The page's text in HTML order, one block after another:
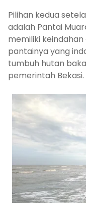
Pilihan kedua
adalah Pantai
memiliki
pantainya yang
tumbuh hutan
pemerintah Bekasi.